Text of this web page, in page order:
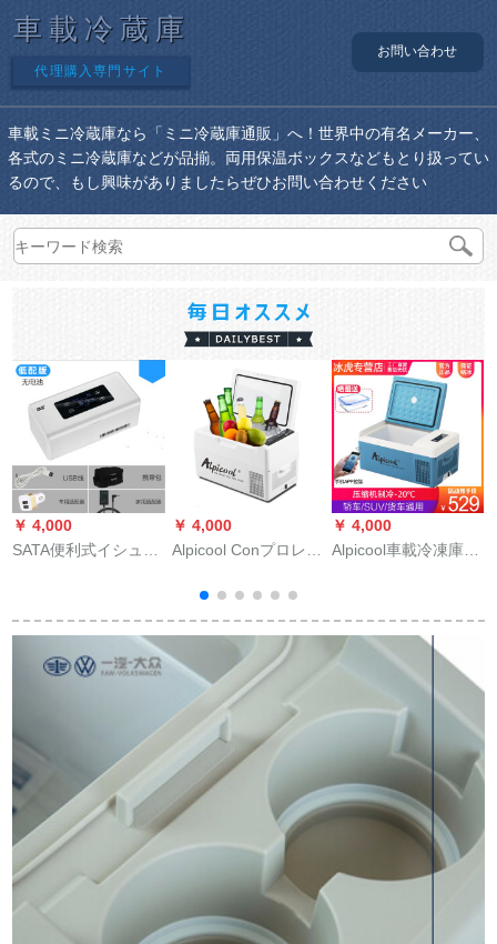
車載冷蔵庫
代理購入専門サイト
お問い合わせ
車載ミニ冷蔵庫なら「ミニ冷蔵庫通販」へ！世界中の有名メーカー、
各式のミニ冷蔵庫などが品揃。両用保温ボックスなどもとり扱ってい
るので、もし興味がありましたらぜひお問い合わせください
￥ 4,000
SATA便利式イシュー
充電式冷蔵庫低配合
用）
￥ 4,000
Alpicool Conプロレー
冷凍を兼ねた新型の
小型冷蔵庫は、マイ
ナー20度C 22 Lのコ
ーニングセットを兼
用しています。
￥ 4,000
Alpicool車載冷凍庫庫
ン24 Vトラスト家兼
用冷凍ミニ冷凍冷凍
ミニ冷凍冷凍冷凍冷
凍冷凍冷凍冷凍冷凍
冷凍冷凍冷凍冷凍冷
凍冷凍冷凍冷凍冷凍
冷凍冷凍冷凍機B 15
リット純車用+徳技コ
ープレス+APP液晶パ